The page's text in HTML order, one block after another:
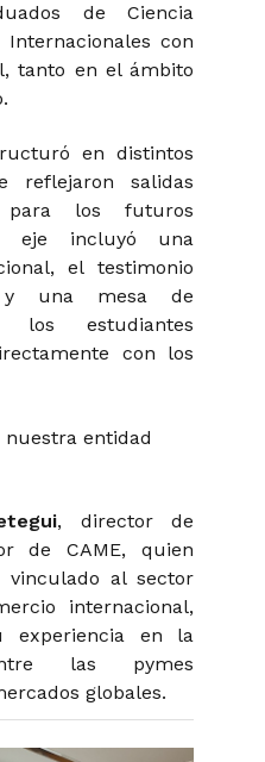
de Ciencia
con
tanto en el ámbito
en distintos
reflejaron salidas
para los futuros
eje incluyó una
el testimonio
una mesa de
los estudiantes
con los
nuestra entidad
, director de
de CAME, quien
vinculado al sector
internacional,
experiencia en la
las pymes
globales.